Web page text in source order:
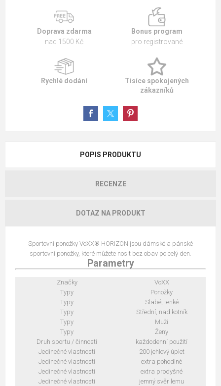
Doprava zdarma
nad 1500 Kč
Bonus program
pro registrované
Rychlé dodání
Tisíce spokojených
zákazníků
POPIS PRODUKTU
RECENZE
DOTAZ NA PRODUKT
Sportovní ponožky VoXX® HORIZON jsou dámské a pánské
sportovní ponožky, které můžete nosit bez obav po celý den.
Parametry
Značky
VoXX
Typy
Ponožky
Typy
Slabé, tenké
Typy
Střední, nad kotník
Typy
Muži
Typy
Ženy
Druh sportu / činnosti
každodenní použití
Jedinečné vlastnosti
200 jehlový úplet
Jedinečné vlastnosti
extra pohodlné
Jedinečné vlastnosti
extra prodyšné
Jedinečné vlastnosti
jemný svěr lemu